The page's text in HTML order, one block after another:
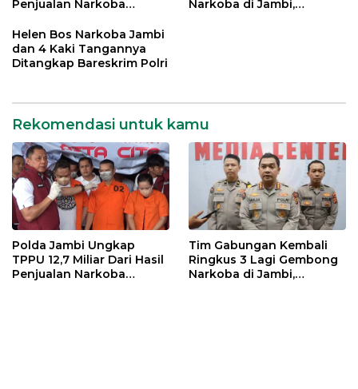
Penjualan Narkoba
Narkoba di Jambi,
Helen Bos Narkoba Jambi
dan 4 Kaki Tangannya
Ditangkap Bareskrim Polri
Rekomendasi untuk kamu
Polda Jambi Ungkap
TPPU 12,7 Miliar Dari Hasil
Penjualan Narkoba
Tim Gabungan Kembali
Ringkus 3 Lagi Gembong
Narkoba di Jambi,